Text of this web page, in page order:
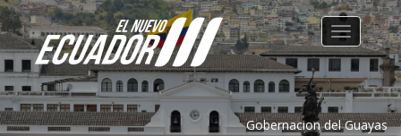
Gobernacion del Guayas
Toggle
navigation